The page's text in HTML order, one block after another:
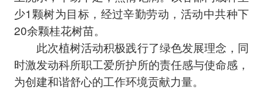
少1颗树为目标，经过辛勤劳动，活动中共种下
20余颗桂花树苗。
此次植树活动积极践行了绿色发展理念，同
时激发动科所职工爱所护所的责任感与使命感，
为创建和谐舒心的工作环境贡献力量。